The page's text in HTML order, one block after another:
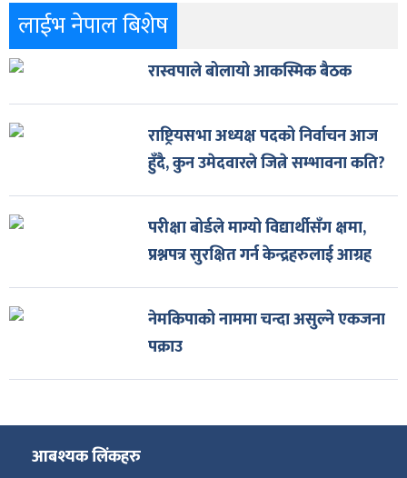
लाईभ नेपाल बिशेष
रास्वपाले बोलायो आकस्मिक बैठक
राष्ट्रियसभा अध्यक्ष पदको निर्वाचन आज
हुँदै, कुन उमेदवारले जित्ने सम्भावना कति?
परीक्षा बोर्डले माग्यो विद्यार्थीसँग क्षमा,
प्रश्नपत्र सुरक्षित गर्न केन्द्रहरुलाई आग्रह
नेमकिपाको नाममा चन्दा असुल्ने एकजना
पक्राउ
आबश्यक लिंकहरु